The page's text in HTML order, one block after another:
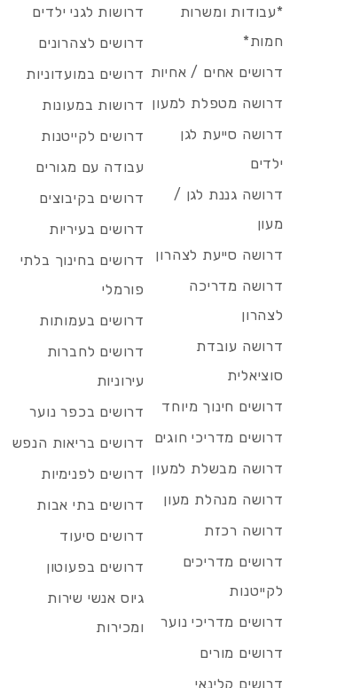
*עבודות ומשרות
חמות*
דרושים אחים / אחיות
דרושה מטפלת למעון
דרושה סייעת לגן
ילדים
דרושה גננת לגן /
מעון
דרושה סייעת לצהרון
דרושה מדריכה
לצהרון
דרושה עובדת
סוציאלית
דרושים חינוך מיוחד
דרושים מדריכי חוגים
דרושה מבשלת למעון
דרושה מנהלת מעון
דרושה רכזת
דרושים מדריכים
לקייטנות
דרושים מדריכי נוער
דרושים מורים
דרושים קלינאי
דרושות לגני ילדים
דרושים לצהרונים
דרושים במועדוניות
דרושות במעונות
דרושים לקייטנות
עבודה עם מגורים
דרושים בקיבוצים
דרושים בעיריות
דרושים בחינוך בלתי
פורמלי
דרושים בעמותות
דרושים לחברות
עירוניות
דרושים בכפר נוער
דרושים בריאות הנפש
דרושים לפנימיות
דרושים בתי אבות
דרושים סיעוד
דרושים בפעוטון
גיוס אנשי שירות
ומכירות